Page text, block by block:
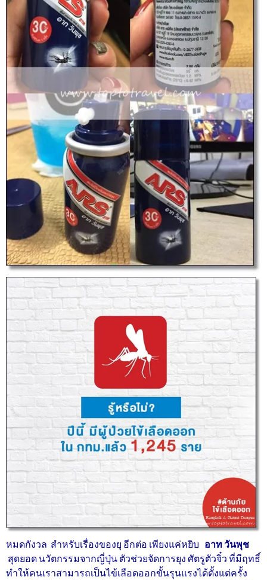
หมดกังวล สำหรับเรื่องของยุ อีกต่อ เพียงแค่หยิบ อาท วันพุช
สุดยอด นวัตกรรมจากญี่ปุ่น ตัวช่วยจัดการยุง ศัตรูตัวจิ๋ว ที่มีฤทธิ์
ทำให้คนเราสามารถเป็นไข้เลือดออกขั้นรุนแรงได้ตั้งแต่ครั้ง